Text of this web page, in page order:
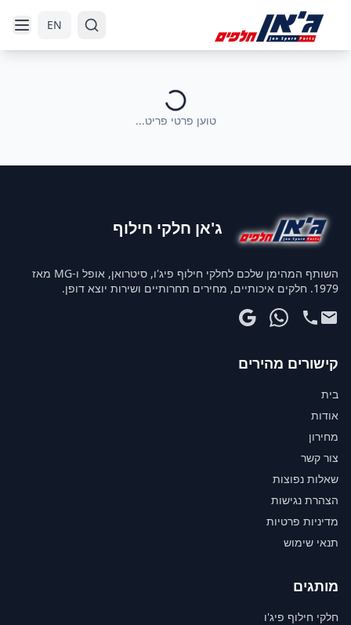
EN
טוען פרטי פריט...
ג'אן חלקי חילוף
השותף המהימן שלכם לחלקי חילוף פיג'ו, סיטרואן, אופל ו-MG מאז
1979. חלקים איכותיים, מחירים תחרותיים ושירות יוצא דופן.
קישורים מהירים
בית
אודות
מחירון
צור קשר
שאלות נפוצות
הצהרת נגישות
מדיניות פרטיות
תנאי שימוש
מותגים
חלקי חילוף פיג'ו